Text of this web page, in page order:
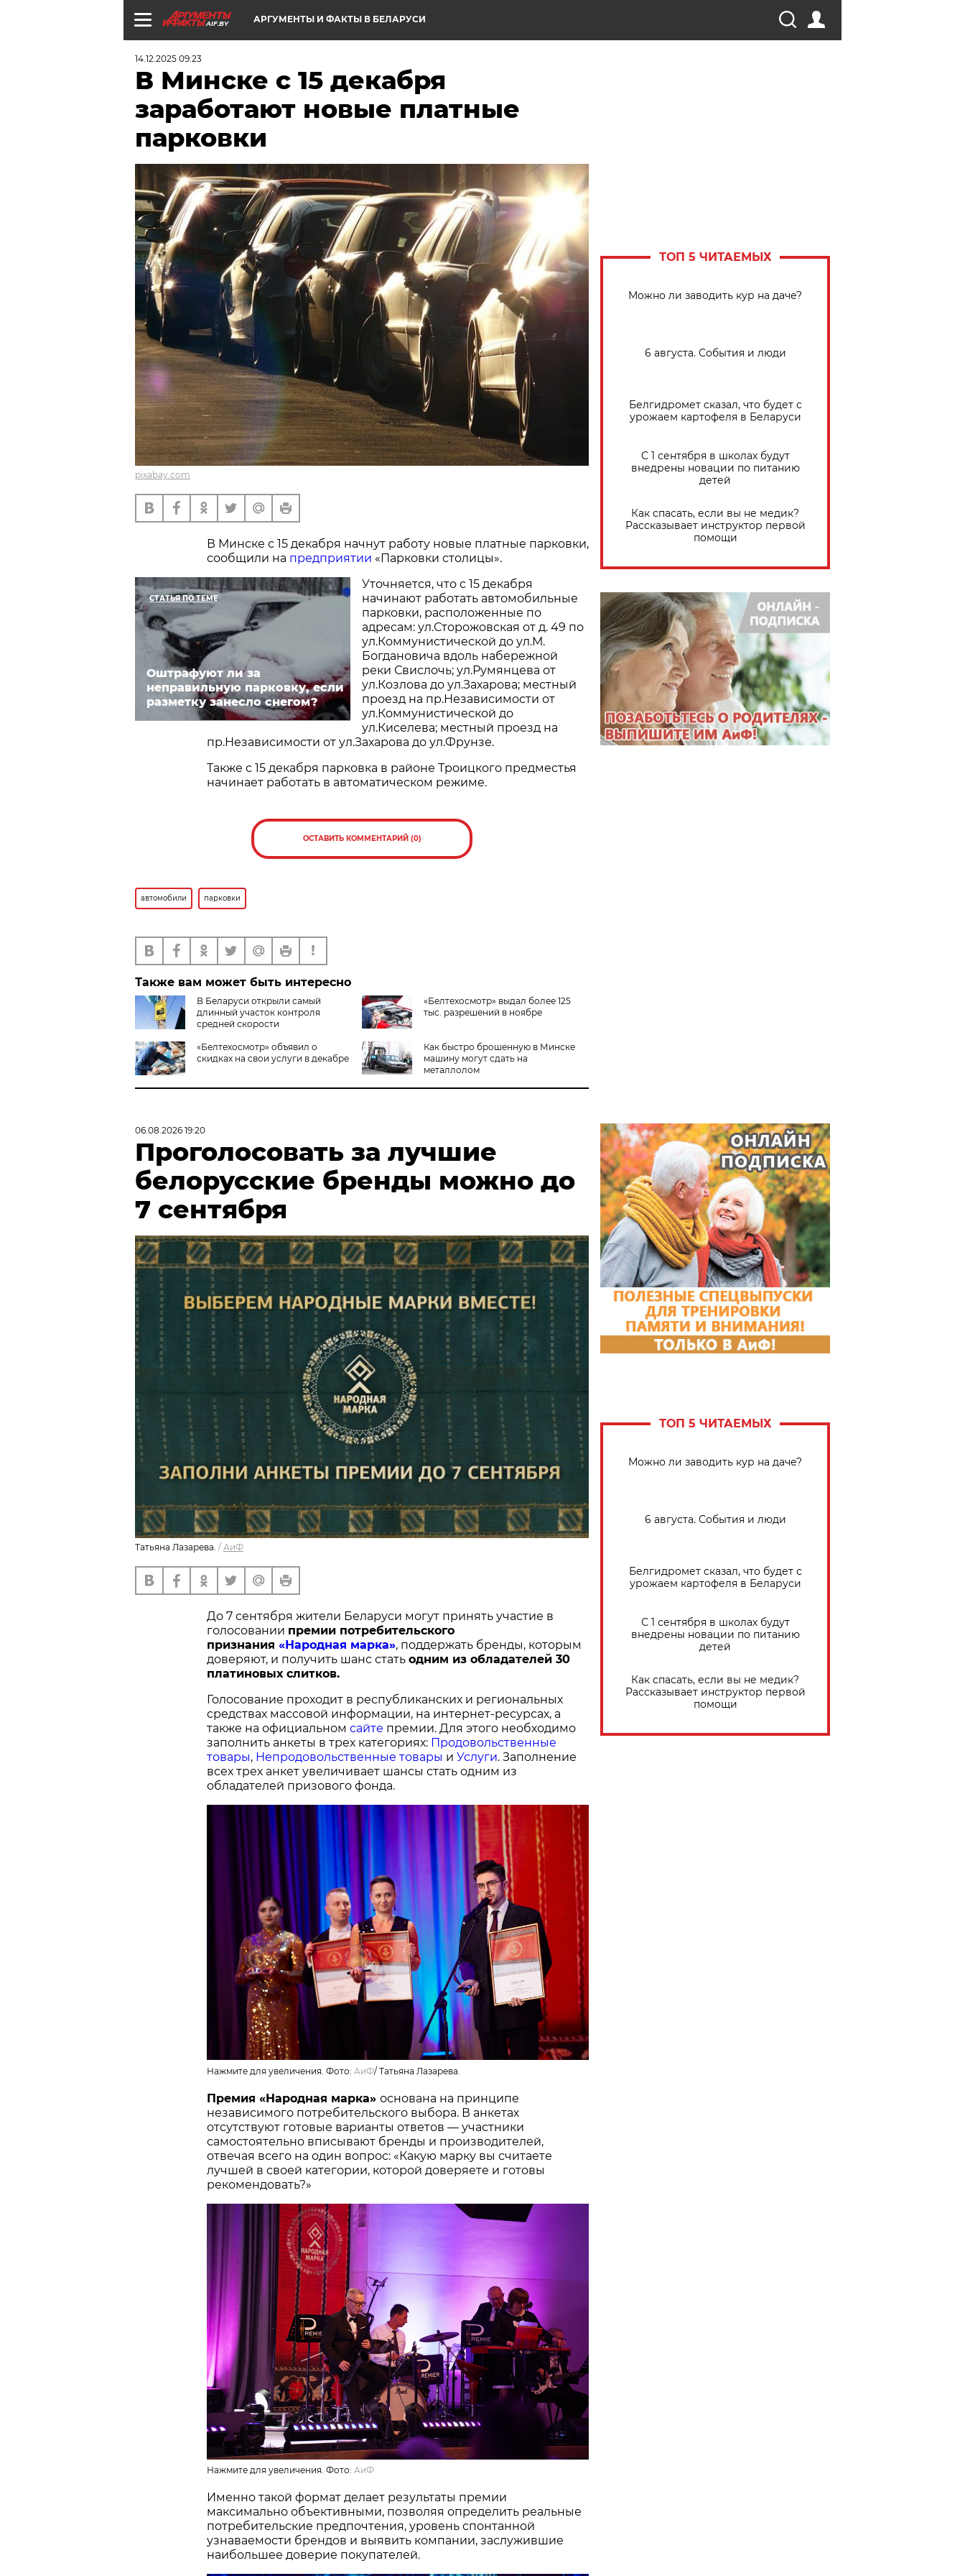
AIF.BY АРГУМЕНТЫ И ФАКТЫ В БЕЛАРУСИ
14.12.2025 09:23
В Минске с 15 декабря
заработают новые платные
парковки
pixabay.com
В Минске с 15 декабря начнут работу новые платные парковки,
сообщили на предприятии «Парковки столицы».
СТАТЬЯ ПО ТЕМЕ
Оштрафуют ли за
неправильную парковку, если
разметку занесло снегом?
Уточняется, что с 15 декабря
начинают работать автомобильные
парковки, расположенные по
адресам: ул.Сторожовская от д. 49 по
ул.Коммунистической до ул.М.
Богдановича вдоль набережной
реки Свислочь; ул.Румянцева от
ул.Козлова до ул.Захарова; местный
проезд на пр.Независимости от
ул.Коммунистической до
ул.Киселева; местный проезд на
пр.Независимости от ул.Захарова до ул.Фрунзе.
Также с 15 декабря парковка в районе Троицкого предместья
начинает работать в автоматическом режиме.
ОСТАВИТЬ КОММЕНТАРИЙ (0)
автомобили парковки
Также вам может быть интересно
В Беларуси открыли самый
длинный участок контроля
средней скорости
«Белтехосмотр» выдал более 125
тыс. разрешений в ноябре
«Белтехосмотр» объявил о
скидках на свои услуги в декабре
Как быстро брошенную в Минске
машину могут сдать на
металлолом
ТОП 5 ЧИТАЕМЫХ
Можно ли заводить кур на даче?
6 августа. События и люди
Белгидромет сказал, что будет с
урожаем картофеля в Беларуси
С 1 сентября в школах будут
внедрены новации по питанию
детей
Как спасать, если вы не медик?
Рассказывает инструктор первой
помощи
06.08.2026 19:20
Проголосовать за лучшие
белорусские бренды можно до
7 сентября
Татьяна Лазарева. / АиФ
До 7 сентября жители Беларуси могут принять участие в
голосовании премии потребительского
признания «Народная марка», поддержать бренды, которым
доверяют, и получить шанс стать одним из обладателей 30
платиновых слитков.
Голосование проходит в республиканских и региональных
средствах массовой информации, на интернет-ресурсах, а
также на официальном сайте премии. Для этого необходимо
заполнить анкеты в трех категориях: Продовольственные
товары, Непродовольственные товары и Услуги. Заполнение
всех трех анкет увеличивает шансы стать одним из
обладателей призового фонда.
Нажмите для увеличения. Фото: АиФ/ Татьяна Лазарева.
Премия «Народная марка» основана на принципе
независимого потребительского выбора. В анкетах
отсутствуют готовые варианты ответов — участники
самостоятельно вписывают бренды и производителей,
отвечая всего на один вопрос: «Какую марку вы считаете
лучшей в своей категории, которой доверяете и готовы
рекомендовать?»
Нажмите для увеличения. Фото: АиФ
Именно такой формат делает результаты премии
максимально объективными, позволяя определить реальные
потребительские предпочтения, уровень спонтанной
узнаваемости брендов и выявить компании, заслужившие
наибольшее доверие покупателей.
ТОП 5 ЧИТАЕМЫХ
Можно ли заводить кур на даче?
6 августа. События и люди
Белгидромет сказал, что будет с
урожаем картофеля в Беларуси
С 1 сентября в школах будут
внедрены новации по питанию
детей
Как спасать, если вы не медик?
Рассказывает инструктор первой
помощи